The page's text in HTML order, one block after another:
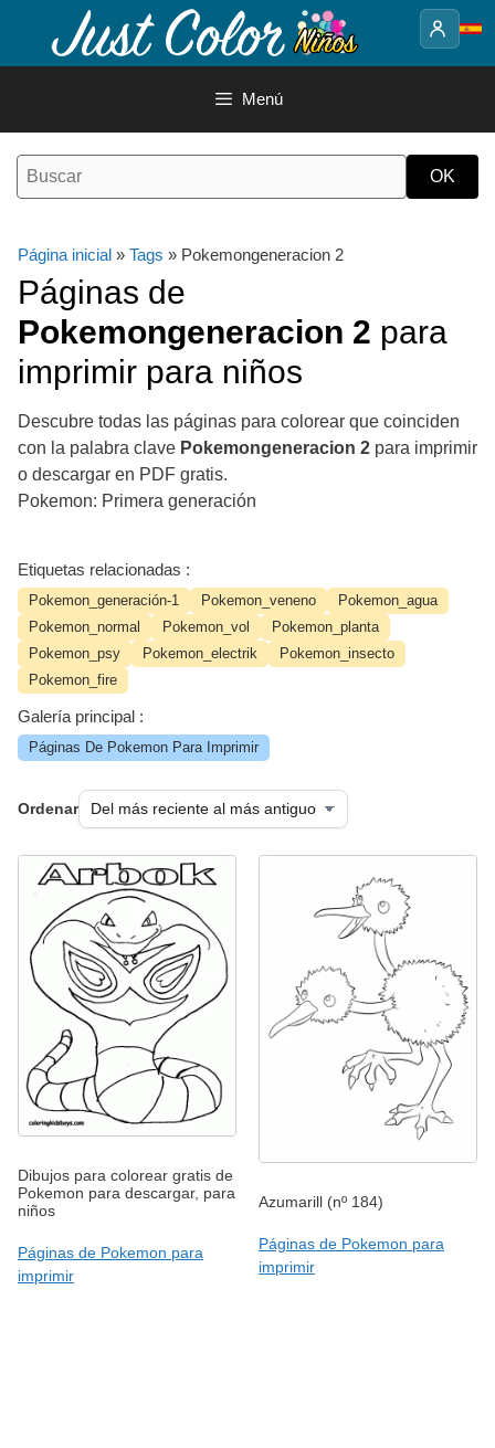
contenido
Menú
Página inicial » Tags » Pokemongeneracion 2
Páginas de
Pokemongeneracion 2 para
imprimir para niños
Descubre todas las páginas para colorear que coinciden
con la palabra clave Pokemongeneracion 2 para imprimir
o descargar en PDF gratis.
Pokemon: Primera generación
Etiquetas relacionadas :
Pokemon_generación-1 Pokemon_veneno
Pokemon_agua
Pokemon_normal
Pokemon_vol
Pokemon_planta
Pokemon_psy
Pokemon_electrik
Pokemon_insecto
Pokemon_fire
Galería principal :
Páginas De Pokemon Para Imprimir
Ordenar
Dibujos para colorear gratis de
Pokemon para descargar, para
niños
Páginas de Pokemon para
imprimir
Azumarill (nº 184)
Páginas de Pokemon para
imprimir